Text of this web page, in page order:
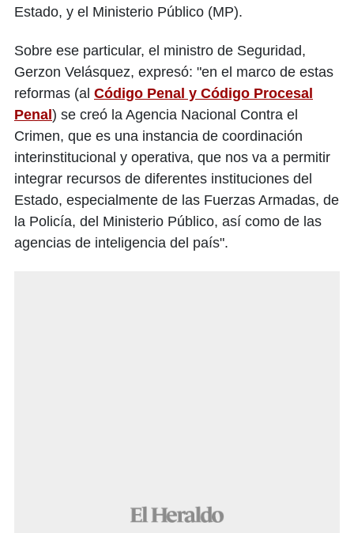
Estado, y el Ministerio Público (MP).
Sobre ese particular, el ministro de Seguridad,
Gerzon Velásquez, expresó: "en el marco de estas
reformas (al Código Penal y Código Procesal
Penal ) se creó la Agencia Nacional Contra el
Crimen, que es una instancia de coordinación
interinstitucional y operativa, que nos va a permitir
integrar recursos de diferentes instituciones del
Estado, especialmente de las Fuerzas Armadas, de
la Policía, del Ministerio Público, así como de las
agencias de inteligencia del país".